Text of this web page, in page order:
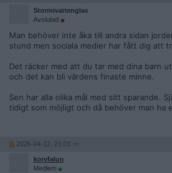
Stormivattenglas
Avslutad
Man behöver inte åka till andra sidan
stund men sociala medier har fått dig att
Det räcker med att du tar med dina barn
och det kan bli värdens finaste minne.
Sen har alla olika mål med sitt sparande.
tidigt som möjligt och då behöver man ha
2026-04-12, 21:03
korvfalun
Medlem